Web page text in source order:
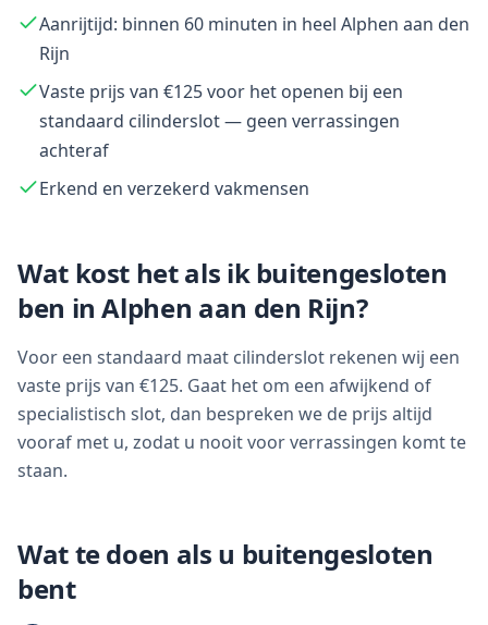
Aanrijtijd: binnen 60 minuten in heel Alphen aan den
Rijn
Vaste prijs van €125 voor het openen bij een
standaard cilinderslot — geen verrassingen
achteraf
Erkend en verzekerd vakmensen
Wat kost het als ik buitengesloten
ben inAlphen aan den Rijn?
Voor een standaard maat cilinderslot rekenen wij een
vaste prijs van €125. Gaat het om een afwijkend of
specialistisch slot, dan bespreken we de prijs altijd
vooraf met u, zodat u nooit voor verrassingen komt te
staan.
Wat te doen als u buitengesloten
bent